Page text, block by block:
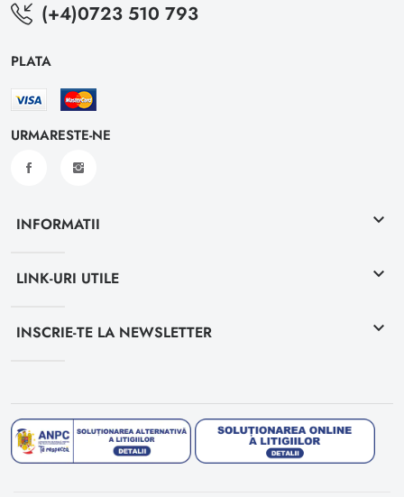
(+4)0723 510 793
PLATA
URMARESTE-NE
INFORMATII keyboard_arrow_down
LINK-URI UTILE keyboard_arrow_down
INSCRIE-TE LA NEWSLETTER keyboard_arrow_down